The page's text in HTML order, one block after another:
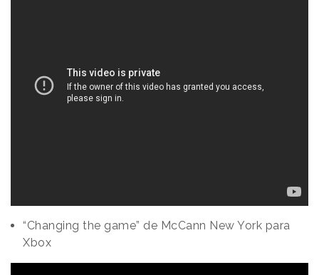
“Changing the game” de McCann New York para
Xbox